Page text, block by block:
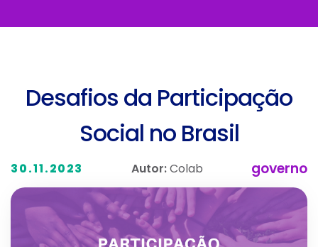
Desafios da Participação
Social no Brasil
30.11.2023 Autor:Colab governo